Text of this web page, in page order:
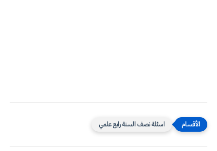
اسئلة نصف السنة رابع علمي